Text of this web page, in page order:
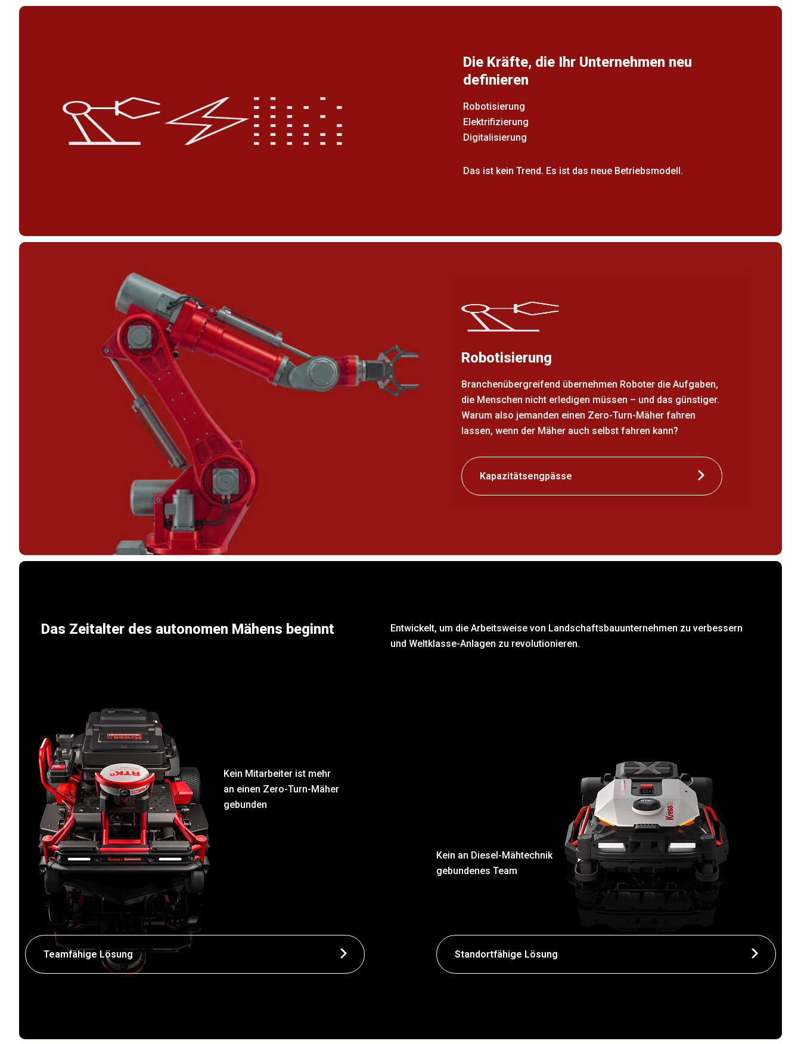
Die Kräfte, die Ihr Unternehmen neu
definieren
Robotisierung
Elektrifizierung
Digitalisierung
Das ist kein Trend. Es ist das neue Betriebsmodell.
Robotisierung
Branchenübergreifend übernehmen Roboter die Aufgaben,
die Menschen nicht erledigen müssen – und das günstiger.
Warum also jemanden einen Zero-Turn-Mäher fahren
lassen, wenn der Mäher auch selbst fahren kann?
Kapazitätsengpässe
Das Zeitalter des autonomen Mähens beginnt
Entwickelt, um die Arbeitsweise von Landschaftsbauunternehmen zu verbessern
und Weltklasse-Anlagen zu revolutionieren.
Kein Mitarbeiter ist mehr
an einen Zero-Turn-Mäher
gebunden
Teamfähige Lösung
Kein an Diesel-Mähtechnik
gebundenes Team
Standortfähige Lösung